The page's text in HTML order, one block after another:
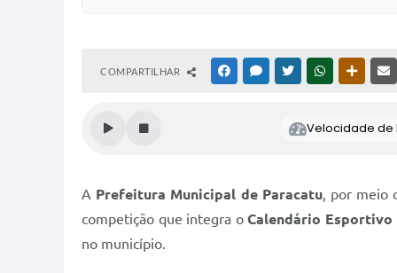
COMPARTILHAR FACEBOOKMESSENGER
TWITTERWHATSAPP
Velocidade de
A Prefeitura Municipal de Paracatu, por meio
competição que integra o Calendário Esportivo
no município.